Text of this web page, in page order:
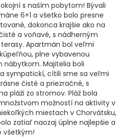
s naším pobytom! Bývali
6+1 a všetko bolo presne
dokonca krajšie ako na
a voňavé, s nádherným
Apartmán bol veľmi
plne vybavenou
nábytkom. Majitelia boli
sympatickí, cítili sme sa veľmi
čisté a priezračné, s
pláži zo stromov. Pláž bola
možností na aktivity v
miestach v Chorvátsku,
zatiaľ naozaj úplne najlepšie a
všetkým!